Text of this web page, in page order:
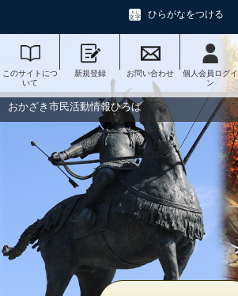
ひらがなをつける
このサイトにつ
いて
新規登録 お問い合わせ
個人会員ログイ
ン
おかざき市民活動情報ひろば